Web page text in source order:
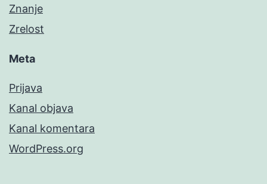
Znanje
Zrelost
Meta
Prijava
Kanal objava
Kanal komentara
WordPress.org